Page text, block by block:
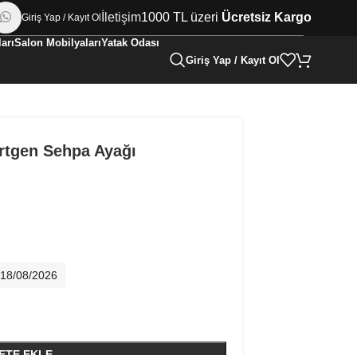
Giriş Yap / Kayıt Ol İletişim1000 TL üzeri Ücretsiz Kargo
Salon MobilyalarıYatak Odası
Giriş Yap / Kayıt Ol
Sehpa Ayağı
08/2026